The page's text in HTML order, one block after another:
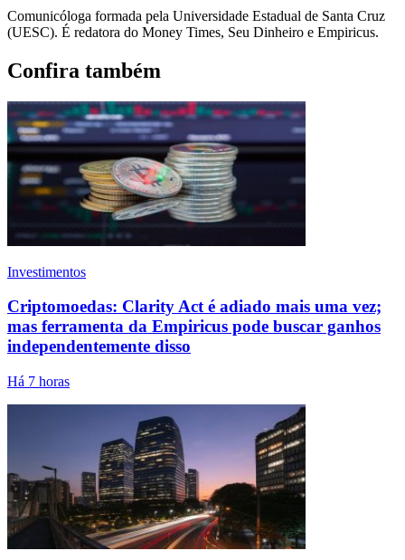
Comunicóloga formada pela Universidade Estadual de Santa Cruz
(UESC). É redatora do Money Times, Seu Dinheiro e Empiricus.
Confira também
Investimentos
Criptomoedas: Clarity Act é adiado mais uma vez;
mas ferramenta da Empiricus pode buscar ganhos
independentemente disso
Há 7 horas